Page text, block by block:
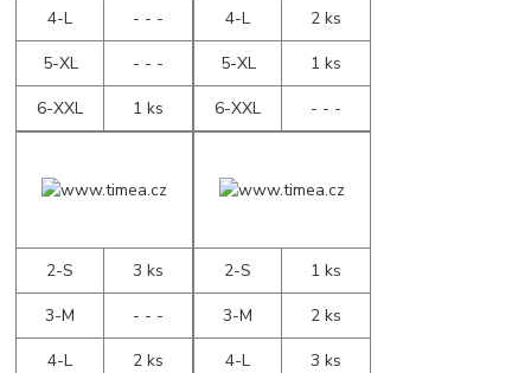
4-L
- - -
5-XL
- - -
6-XXL
1 ks
4-L
2 ks
5-XL
1 ks
6-XXL
- - -
2-S
3 ks
3-M
- - -
4-L
2 ks
2-S
1 ks
3-M
2 ks
4-L
3 ks